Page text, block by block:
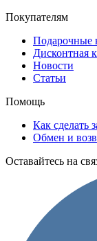
Покупателям
Подарочные
Дисконтная
Новости
Статьи
Помощь
Как сделать
Обмен и
Оставайтесь на